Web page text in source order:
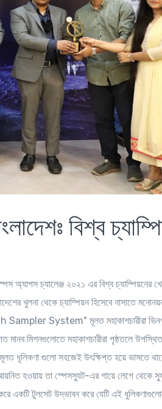
বিশ্ব
অ্যাপস চ্যালেঞ্জ ২০২১ এর বিশ্ব চ্যাম্পিয়নের
খুলনা থেকে চ্যাম্পিয়ন হিসেবে নাসাতে
System" মূলত মহাকাশচারীরা
মানব মিশনগুলোতে মহাকাশচারীরা পৃষ্ঠতলে
ধূলিকণা গুলো সহজেই উৎক্ষিপ্ত হয়ে ভাসতে
হওয়ায় তা স্পেসস্যুট-এর গায়ে লেগে থেকে
একটি টুলসেট উদ্ভাবন করে যেটি এই